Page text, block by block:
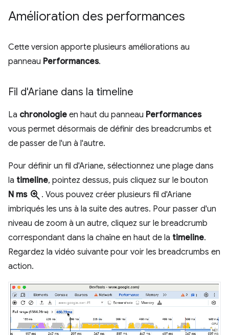
Amélioration des performances
Cette version apporte plusieurs améliorations au
panneau Performances.
Fil d'Ariane dans la timeline
La chronologie en haut du panneau Performances
vous permet désormais de définir des breadcrumbs et
de passer de l'un à l'autre.
Pour définir un fil d'Ariane, sélectionnez une plage dans
la timeline, pointez dessus, puis cliquez sur le bouton
N ms zoom_in . Vous pouvez créer plusieurs fil d'Ariane
imbriqués les uns à la suite des autres. Pour passer d'un
niveau de zoom à un autre, cliquez sur le breadcrumb
correspondant dans la chaîne en haut de la timeline.
Regardez la vidéo suivante pour voir les breadcrumbs en
action.